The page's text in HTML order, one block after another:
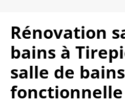
Rénovation
bains à
salle de bains